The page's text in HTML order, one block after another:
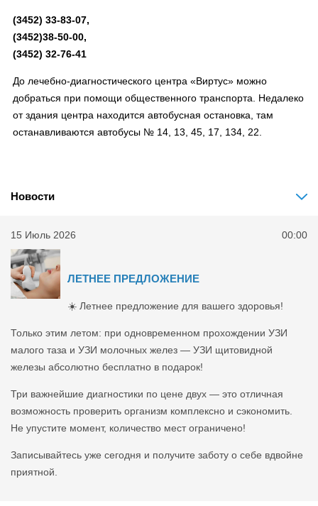
(3452) 33-83-07,
(3452)38-50-00,
(3452) 32-76-41
До лечебно-диагностического центра «Виртус» можно
добраться при помощи общественного транспорта. Недалеко
от здания центра находится автобусная остановка, там
останавливаются автобусы № 14, 13, 45, 17, 134, 22.
Новости
15 Июль 2026 00:00
ЛЕТНЕЕ ПРЕДЛОЖЕНИЕ
☀️ Летнее предложение для вашего здоровья!
Только этим летом: при одновременном прохождении УЗИ
малого таза и УЗИ молочных желез — УЗИ щитовидной
железы абсолютно бесплатно в подарок!
Три важнейшие диагностики по цене двух — это отличная
возможность проверить организм комплексно и сэкономить.
Не упустите момент, количество мест ограничено!
Записывайтесь уже сегодня и получите заботу о себе вдвойне
приятной.